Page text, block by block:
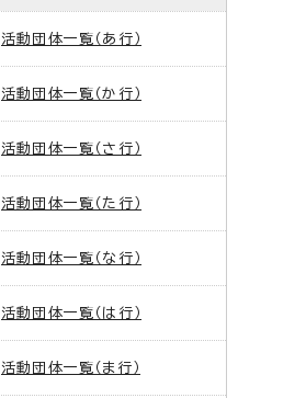
活動団体一覧（あ行）
活動団体一覧（か行）
活動団体一覧（さ行）
活動団体一覧（た行）
活動団体一覧（な行）
活動団体一覧（は行）
活動団体一覧（ま行）